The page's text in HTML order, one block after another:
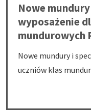
Nowe
wyposażenie
mundurowych
Nowe mundury i
uczniów klas